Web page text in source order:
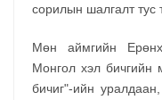
сорилын шалгалт тус
Мөн аймгийн
Монгол хэл бичгийн
бичиг"-ийн